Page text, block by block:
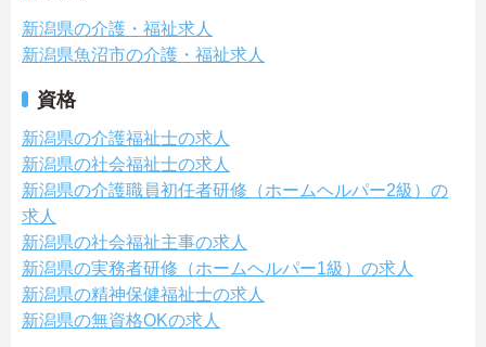
新潟県の介護・福祉求人
新潟県魚沼市の介護・福祉求人
資格
新潟県の介護福祉士の求人
新潟県の社会福祉士の求人
新潟県の介護職員初任者研修（ホームヘルパー2級）の
求人
新潟県の社会福祉主事の求人
新潟県の実務者研修（ホームヘルパー1級）の求人
新潟県の精神保健福祉士の求人
新潟県の無資格OKの求人